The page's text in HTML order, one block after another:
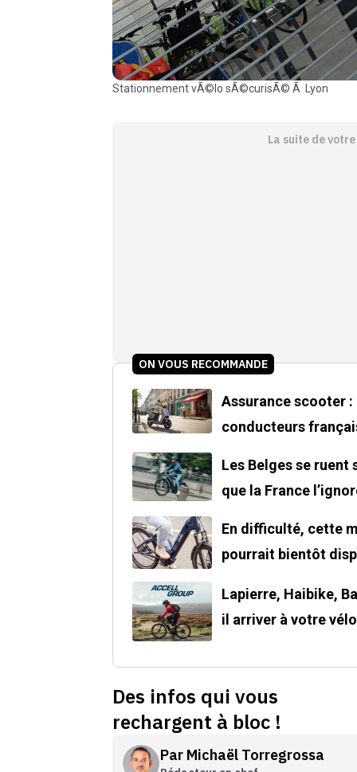
stationnement vÃ©lo sÃ©curisÃ© Ã Lyon
La suite de
ON VOUS RECOMMANDE
Assurance scooter :
conducteurs
Les Belges se
que la France
En difficulté, cette
pourrait bientôt
Lapierre, Haibike,
il arriver à votre
Des infos qui vous
rechargent à bloc !
Par Michaël Torregrossa